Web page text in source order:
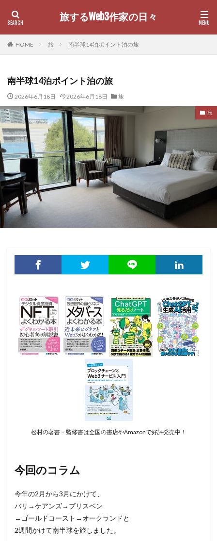
旅するWeb3作家の日々
HOME 旅 南半球14泊ポイント泊の旅
南半球14泊ポイント泊の旅
2026年6月18日 2026年6月18日 旅
旅
松村の著書・監修書は全国の書店やAmazonで好評発売中！
今回のコラム
今年の2月から3月にかけて、
バリ→ケアンズ→ブリスベン
→ゴールドコースト→オークランドと
2週間かけて南半球を旅しました。
検索